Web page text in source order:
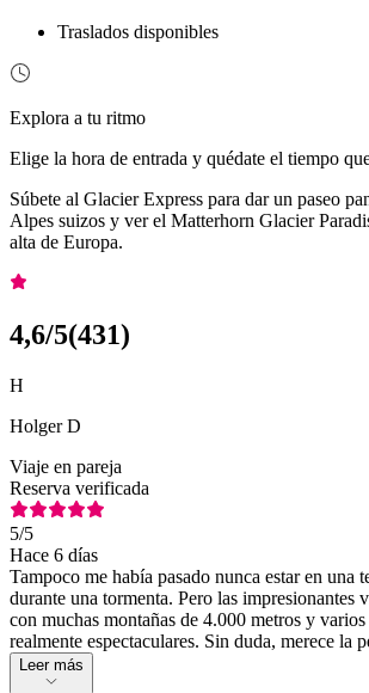
Traslados disponibles
Explora a tu ritmo
Elige la hora de entrada y quédate el tiempo
Súbete al Glacier Express para dar un paseo
Alpes suizos y ver el Matterhorn Glacier
alta de Europa.
4,6/5(431)
H
Holger D
Viaje en pareja
Reserva verificada
5/5
Hace 6 días
Tampoco me había pasado nunca estar en una
durante una tormenta. Pero las impresionantes
con muchas montañas de 4.000 metros y varios
realmente espectaculares. Sin duda, merece la
Leer más